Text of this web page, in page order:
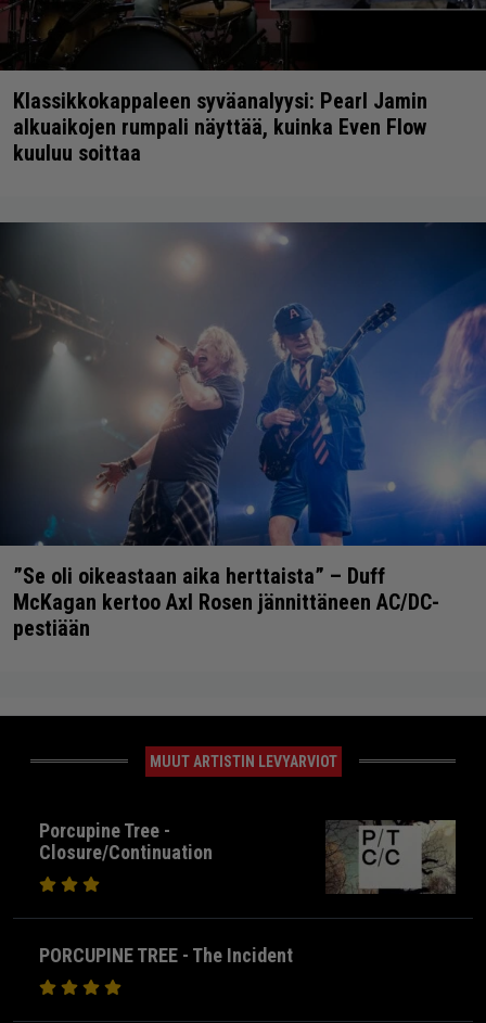
Klassikkokappaleen syväanalyysi: Pearl Jamin
alkuaikojen rumpali näyttää, kuinka Even Flow
kuuluu soittaa
”Se oli oikeastaan aika herttaista” – Duff
McKagan kertoo Axl Rosen jännittäneen AC/DC-
pestiään
MUUT ARTISTIN LEVYARVIOT
Porcupine Tree -
Closure/Continuation
PORCUPINE TREE - The Incident